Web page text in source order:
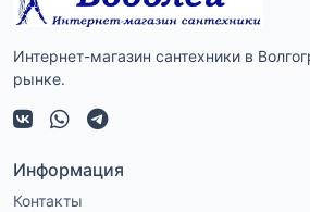
Интернет-магазин сантехники в
рынке.
Информация
Контакты